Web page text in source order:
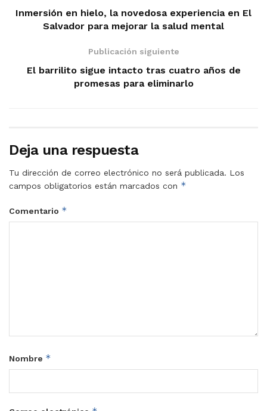
Inmersión en hielo, la novedosa experiencia en El
Salvador para mejorar la salud mental
Publicación siguiente
El barrilito sigue intacto tras cuatro años de
promesas para eliminarlo
Deja una respuesta
Tu dirección de correo electrónico no será publicada. Los
campos obligatorios están marcados con *
Comentario *
Nombre *